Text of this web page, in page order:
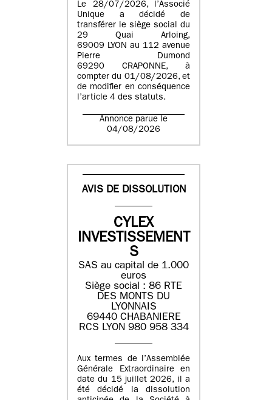
Le 28/07/2026, l’Associé
Unique a décidé de
transférer le siège social du
29 Quai Arloing,
69009 LYON au 112 avenue
Pierre Dumond
69290 CRAPONNE, à
compter du 01/08/2026, et
de modifier en conséquence
l’article 4 des statuts.
Annonce parue le
04/08/2026
AVIS DE DISSOLUTION
CYLEX
INVESTISSEMENT
S
SAS au capital de 1.000
euros
Siège social : 86 RTE
DES MONTS DU
LYONNAIS
69440 CHABANIERE
RCS LYON 980 958 334
Aux termes de l’Assemblée
Générale Extraordinaire en
date du 15 juillet 2026, il a
été décidé la dissolution